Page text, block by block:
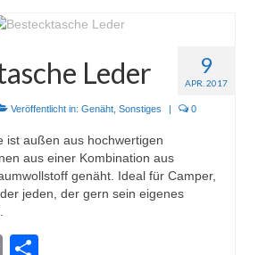
9
APR. 2017
Leder
Veröffentlicht in: Genäht Sonstiges | 0
ist außen aus hochwertigen
aus einer Kombination aus
genäht. Ideal für Camper,
jeden, der gern sein eigenes
Email